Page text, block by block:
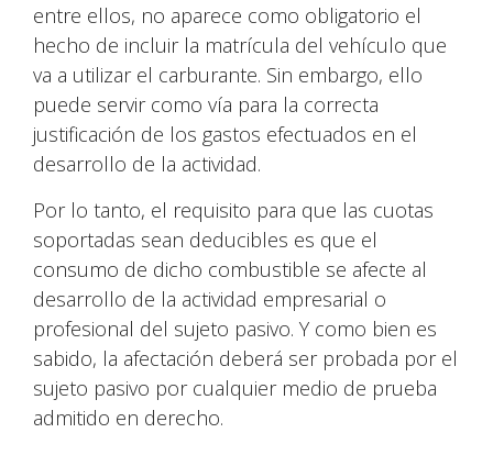
entre ellos, no aparece como obligatorio el
hecho de incluir la matrícula del vehículo que
va a utilizar el carburante. Sin embargo, ello
puede servir como vía para la correcta
justificación de los gastos efectuados en el
desarrollo de la actividad.
Por lo tanto, el requisito para que las cuotas
soportadas sean deducibles es que el
consumo de dicho combustible se afecte al
desarrollo de la actividad empresarial o
profesional del sujeto pasivo. Y como bien es
sabido, la afectación deberá ser probada por el
sujeto pasivo por cualquier medio de prueba
admitido en derecho.